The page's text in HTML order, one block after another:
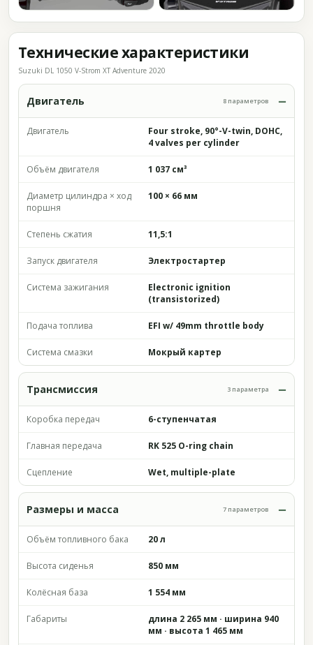
Технические характеристики
Suzuki DL 1050 V-Strom XT Adventure 2020
Двигатель 8 параметров
Двигатель
Four stroke, 90°-V-twin, DOHC,
4 valves per cylinder
Объём двигателя 1 037 см³
Диаметр цилиндра × ход
поршня
100 × 66 мм
Степень сжатия 11,5:1
Запуск двигателя Электростартер
Система зажигания
Electronic ignition
(transistorized)
Подача топлива EFI w/ 49mm throttle body
Система смазки Мокрый картер
Трансмиссия 3 параметра
Коробка передач 6-ступенчатая
Главная передача RK 525 O-ring chain
Сцепление Wet, multiple-plate
Размеры и масса 7 параметров
Объём топливного бака 20 л
Высота сиденья 850 мм
Колёсная база 1 554 мм
Габариты
длина 2 265 мм · ширина 940
мм · высота 1 465 мм